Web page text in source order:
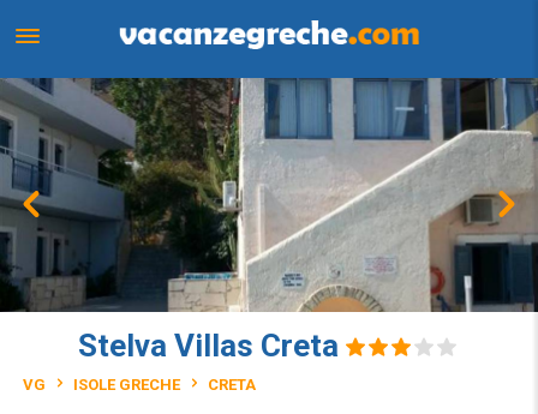
Stelva Villas Creta
VG ISOLE GRECHE CRETA